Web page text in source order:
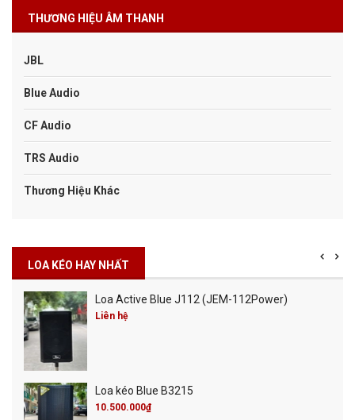
THƯƠNG HIỆU ÂM THANH
JBL
Blue Audio
CF Audio
TRS Audio
Thương Hiệu Khác
LOA KÉO HAY NHẤT
Loa Active Blue J112 (JEM-112Power)
Liên hệ
Loa kéo Blue B3215
10.500.000₫